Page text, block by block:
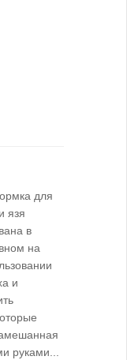
для
язя
в
на
и
руками...